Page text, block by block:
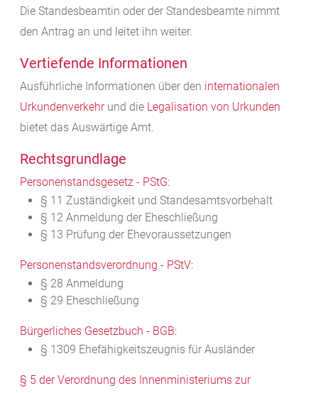
Die Standesbeamtin oder der Standesbeamte nimmt
den Antrag an und leitet ihn weiter.
Vertiefende Informationen
Ausführliche Informationen über den internationalen
Urkundenverkehrund die Legalisation von Urkunden
bietet das Auswärtige Amt.
Rechtsgrundlage
Personenstandsgesetz - PStG:
§ 11 Zuständigkeit und Standesamtsvorbehalt
§ 12 Anmeldung der Eheschließung
§ 13 Prüfung der Ehevoraussetzungen
Personenstandsverordnung - PStV:
§ 28 Anmeldung
§ 29 Eheschließung
Bürgerliches Gesetzbuch - BGB:
§ 1309 Ehefähigkeitszeugnis für Ausländer
§ 5 der Verordnung des Innenministeriums zur